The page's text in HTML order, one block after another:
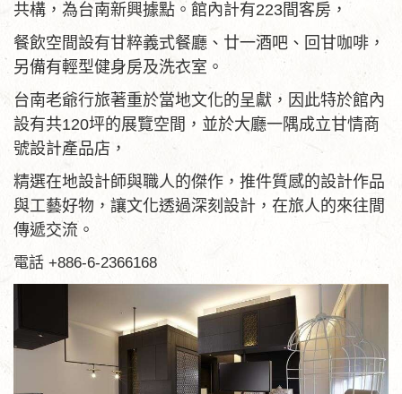
共構，為台南新興據點。館內計有223間客房，
餐飲空間設有甘粹義式餐廳、廿一酒吧、回甘咖啡，
另備有輕型健身房及洗衣室。
台南老爺行旅著重於當地文化的呈獻，因此特於館內
設有共120坪的展覽空間，並於大廳一隅成立甘情商
號設計產品店，
精選在地設計師與職人的傑作，推件質感的設計作品
與工藝好物，讓文化透過深刻設計，在旅人的來往間
傳遞交流。
電話 +886-6-2366168